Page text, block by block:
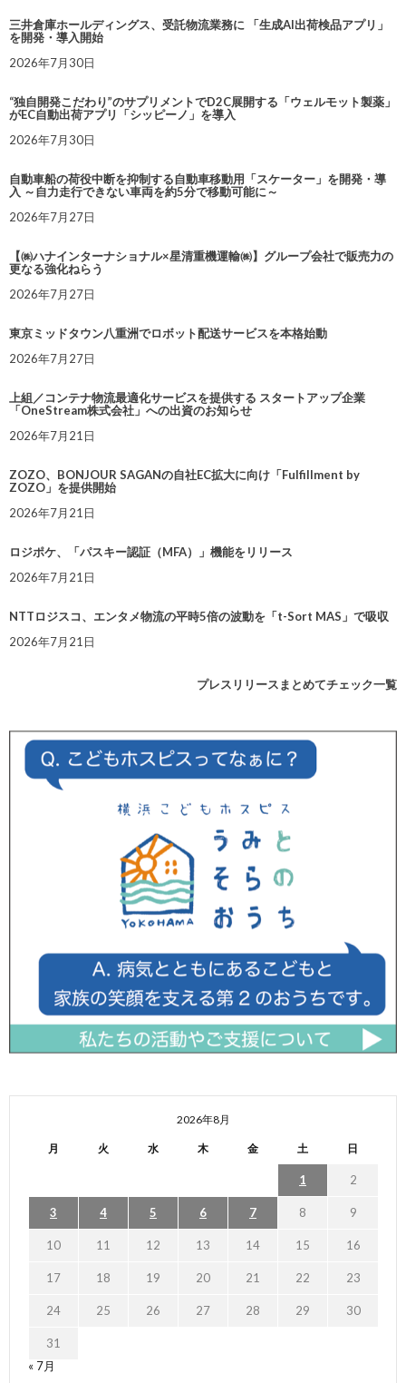
三井倉庫ホールディングス、受託物流業務に 「生成AI出荷検品アプリ」
を開発・導入開始
2026年7月30日
“独自開発こだわり”のサプリメントでD2C展開する「ウェルモット製薬」
がEC自動出荷アプリ「シッピーノ」を導入
2026年7月30日
自動車船の荷役中断を抑制する自動車移動用「スケーター」を開発・導
入 ～自力走行できない車両を約5分で移動可能に～
2026年7月27日
【㈱ハナインターナショナル×星清重機運輸㈱】グループ会社で販売力の
更なる強化ねらう
2026年7月27日
東京ミッドタウン八重洲でロボット配送サービスを本格始動
2026年7月27日
上組／コンテナ物流最適化サービスを提供する スタートアップ企業
「OneStream株式会社」への出資のお知らせ
2026年7月21日
ZOZO、BONJOUR SAGANの自社EC拡大に向け「Fulfillment by
ZOZO」を提供開始
2026年7月21日
ロジポケ、「パスキー認証（MFA）」機能をリリース
2026年7月21日
NTTロジスコ、エンタメ物流の平時5倍の波動を「t-Sort MAS」で吸収
2026年7月21日
プレスリリースまとめてチェック一覧
2026年8月
月 火 水 木 金 土 日
1 2
3 4 5 6 7 8 9
10 11 12 13 14 15 16
17 18 19 20 21 22 23
24 25 26 27 28 29 30
31
« 7月